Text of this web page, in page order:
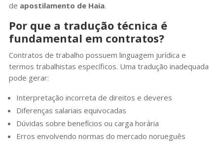
de apostilamento de Haia.
Por que a tradução técnica é
fundamental em contratos?
Contratos de trabalho possuem linguagem jurídica e
termos trabalhistas específicos. Uma tradução inadequada
pode gerar:
Interpretação incorreta de direitos e deveres
Diferenças salariais equivocadas
Dúvidas sobre benefícios ou carga horária
Erros envolvendo normas do mercado norueguês